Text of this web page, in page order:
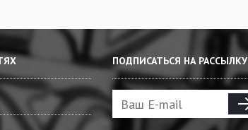
ПОДПИСАТЬСЯ НА РАССЫЛКУ